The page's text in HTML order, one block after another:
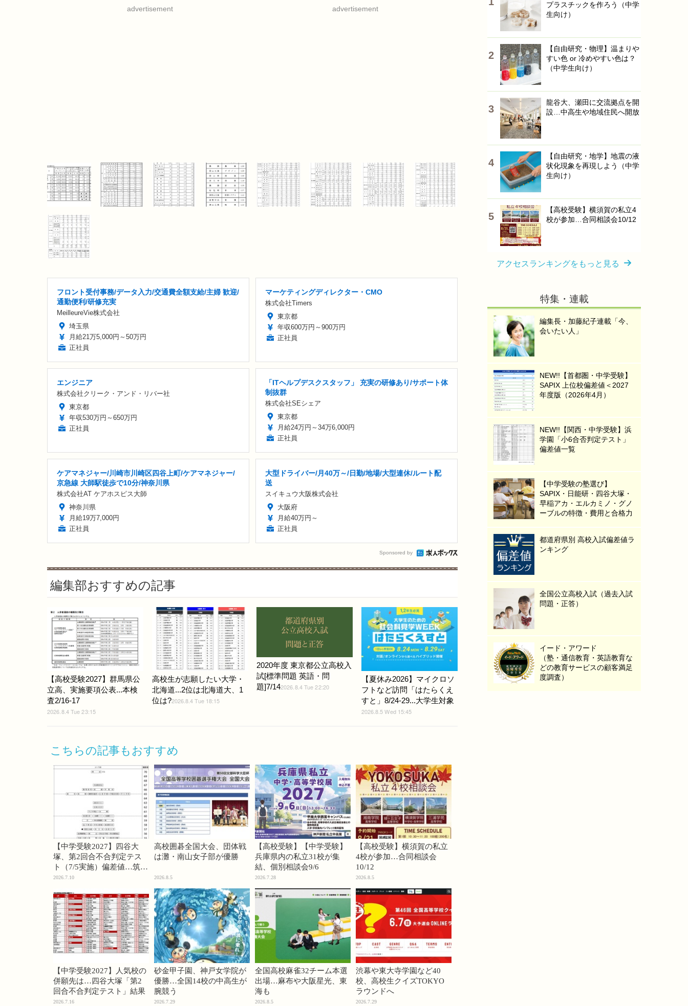
advertisement advertisement
フロント受付事務/データ入力/交通費全額支給/主婦 歓迎/
通勤便利/研修充実
MeilleureVie株式会社
埼玉県
月給21万5,000円～50万円
正社員
マーケティングディレクター・CMO
株式会社Timers
東京都
年収600万円～900万円
正社員
エンジニア
株式会社クリーク・アンド・リバー社
東京都
年収530万円～650万円
正社員
「ITヘルプデスクスタッフ」 充実の研修あり/サポート体
制抜群
株式会社SEシェア
東京都
月給24万円～34万6,000円
正社員
ケアマネジャー/川崎市川崎区四谷上町/ケアマネジャー/
京急線 大師駅徒歩で10分/神奈川県
株式会社AT ケアホスピス大師
神奈川県
月給19万7,000円
正社員
大型ドライバー/月40万～/日勤/地場/大型連休/ルート配
送
スイキュウ大阪株式会社
大阪府
月給40万円～
正社員
Sponsored by
編集部おすすめの記事
【高校受験2027】群馬県公
立高、実施要項公表...本検
査2/16-17
2026.8.4 Tue 23:15
高校生が志願したい大学・
北海道...2位は北海道大、1
位は?2026.8.4 Tue 18:15
2020年度 東京都公立高校入
試[標準問題 英語・問
題]7/142026.8.4 Tue 22:20
【夏休み2026】マイクロソ
フトなど訪問「はたらくえ
すと」8/24-29...大学生対象
2026.8.5 Wed 15:45
こちらの記事もおすすめ
【中学受験2027】四谷大
塚、第2回合不合判定テス
ト（7/5実施）偏差値…筑駒
74・桜蔭70＜PR＞
2026.7.10
高校囲碁全国大会、団体戦
は灘・南山女子部が優勝
2026.8.5
【高校受験】【中学受験】
兵庫県内の私立31校が集
結、個別相談会9/6
2026.7.28
【高校受験】横須賀の私立
4校が参加…合同相談会
10/12
2026.8.5
【中学受験2027】人気校の
併願先は…四谷大塚「第2
回合不合判定テスト」結果
2026.7.16
砂金甲子園、神戸女学院が
優勝…全国14校の中高生が
腕競う
2026.7.29
全国高校麻雀32チーム本選
出場…麻布や大阪星光、東
海も
2026.8.5
渋幕や東大寺学園など40
校、高校生クイズTOKYO
ラウンドへ
2026.7.29
プラスチックを作ろう（中学
生向け）
【自由研究・物理】温まりや
すい色 or 冷めやすい色は？
（中学生向け）
龍谷大、瀬田に交流拠点を開
設…中高生や地域住民へ開放
【自由研究・地学】地震の液
状化現象を再現しよう（中学
生向け）
【高校受験】横須賀の私立4
校が参加…合同相談会10/12
アクセスランキングをもっと見る
特集・連載
編集長・加藤紀子連載「今、
会いたい人」
NEW!!【首都圏・中学受験】
SAPIX 上位校偏差値＜2027
年度版（2026年4月）
NEW!!【関西・中学受験】浜
学園「小6合否判定テスト」
偏差値一覧
【中学受験の塾選び】
SAPIX・日能研・四谷大塚・
早稲アカ・エルカミノ・グノ
ーブルの特徴・費用と合格力
都道府県別 高校入試偏差値ラ
ンキング
全国公立高校入試（過去入試
問題・正答）
イード・アワード
（塾・通信教育・英語教育な
どの教育サービスの顧客満足
度調査）